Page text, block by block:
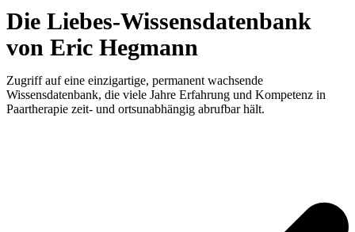
Die Liebes-Wissensdatenbank
von Eric Hegmann
Zugriff auf eine einzigartige, permanent wachsende
Wissensdatenbank, die viele Jahre Erfahrung und Kompetenz in
Paartherapie zeit- und ortsunabhängig abrufbar hält.